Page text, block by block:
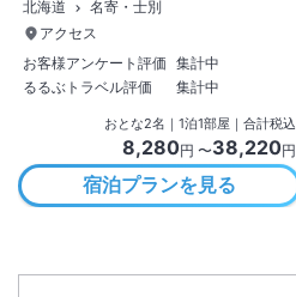
北海道
名寄・士別
アクセス
お客様アンケート評価 集計中
るるぶトラベル評価
集計中
おとな2名 ｜ 1泊1部屋｜合計税込
8,280円 〜38,220円
宿泊プランを見る